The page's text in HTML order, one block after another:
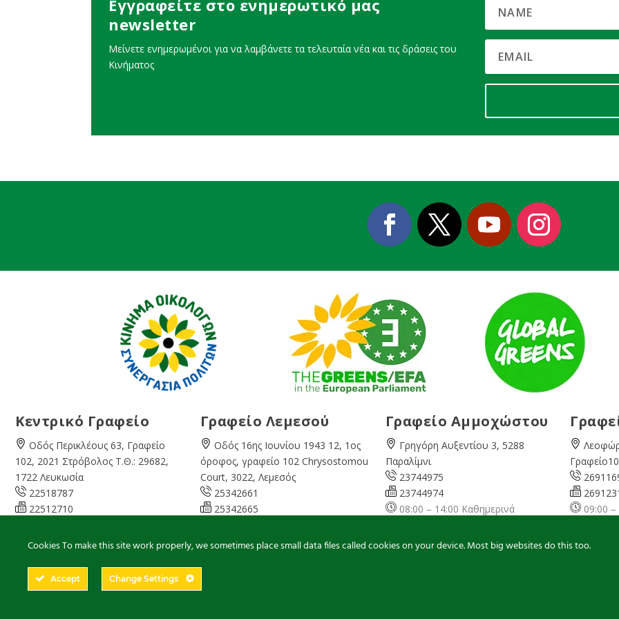
Εγγραφείτε στο ενημερωτικό μας
newsletter
Μείνετε ενημερωμένοι για να λαμβάνετε τα τελευταία νέα και τις δράσεις του
Κινήματος
Κεντρικό Γραφείο
Οδός Περικλέους 63, Γραφείο
102, 2021 Στρόβολος Τ.Θ.: 29682,
1722 Λευκωσία
22518787
22512710
info@cyprusgreens.org
Γραφείο Λεμεσού
Οδός 16ης Ιουνίου 1943 12, 1ος
όροφος, γραφείο 102 Chrysostomou
Court, 3022, Λεμεσός
25342661
25342665
limassol@cyprusgreens.org
Γραφείο Αμμοχώστου
Γρηγόρη Αυξεντίου 3, 5288
Παραλίμνι
23744975
23744974
08:00 – 14:00 Καθημερινά
09:00
Cookies To make this site work properly, we sometimes place small data files called cookies on your device. Most big websites do this too.
Accept Change Settings